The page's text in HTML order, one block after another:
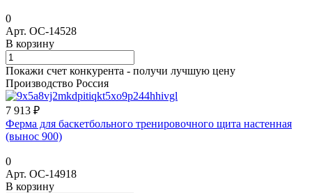
0
Арт. ОС-14528
В корзину
Покажи счет конкурента - получи лучшую цену
Производство Россия
7 913 ₽
Ферма для баскетбольного тренировочного щита настенная
(вынос 900)
0
Арт. ОС-14918
В корзину